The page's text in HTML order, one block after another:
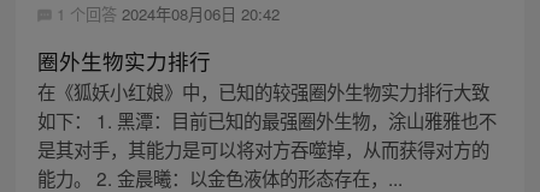
1 个回答 2024年08月06日 20:42
圈外生物实力排行
在《狐妖小红娘》中，已知的较强圈外生物实力排行大致
如下： 1. 黑潭：目前已知的最强圈外生物，涂山雅雅也不
是其对手，其能力是可以将对方吞噬掉，从而获得对方的
能力。 2. 金晨曦：以金色液体的形态存在，...